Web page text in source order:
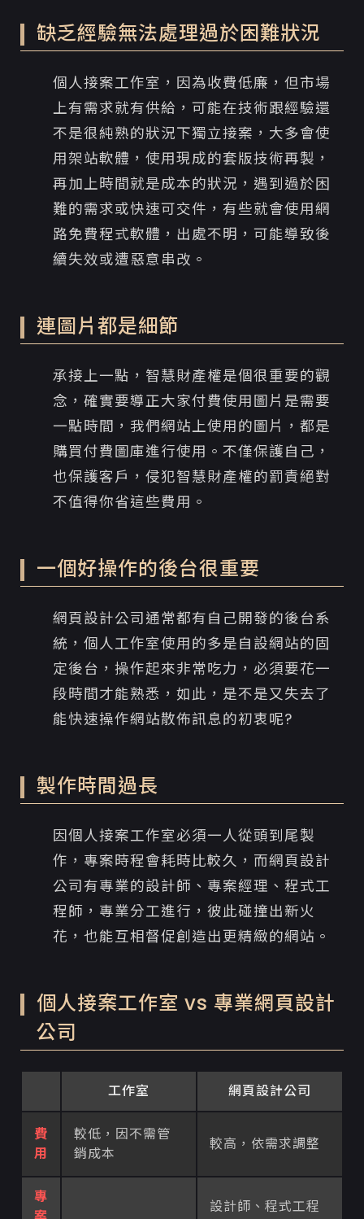
缺乏經驗無法處理過於困難狀況
個人接案工作室，因為收費低廉，但市場
上有需求就有供給，可能在技術跟經驗還
不是很純熟的狀況下獨立接案，大多會使
用架站軟體，使用現成的套版技術再製，
再加上時間就是成本的狀況，遇到過於困
難的需求或快速可交件，有些就會使用網
路免費程式軟體，出處不明，可能導致後
續失效或遭惡意串改。
連圖片都是細節
承接上一點，智慧財產權是個很重要的觀
念，確實要導正大家付費使用圖片是需要
一點時間，我們網站上使用的圖片，都是
購買付費圖庫進行使用。不僅保護自己，
也保護客戶，侵犯智慧財產權的罰責絕對
不值得你省這些費用。
一個好操作的後台很重要
網頁設計公司通常都有自己開發的後台系
統，個人工作室使用的多是自設網站的固
定後台，操作起來非常吃力，必須要花一
段時間才能熟悉，如此，是不是又失去了
能快速操作網站散佈訊息的初衷呢?
製作時間過長
因個人接案工作室必須一人從頭到尾製
作，專案時程會耗時比較久，而網頁設計
公司有專業的設計師、專案經理、程式工
程師，專業分工進行，彼此碰撞出新火
花，也能互相督促創造出更精緻的網站。
個人接案工作室 vs 專業網頁設計
公司
工作室 網頁設計公司
費
用
較低，因不需管
銷成本
較高，依需求調整
專
設計師、程式工程